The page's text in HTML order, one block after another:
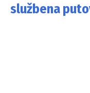
službena